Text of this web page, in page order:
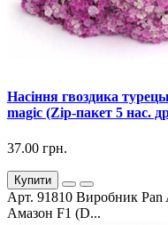
Насіння гвоздика
magic (Zip-пакет 5 нас.
37.00 грн.
Купити
Арт. 91810 Виробник Pan
Амазон F1 (D...